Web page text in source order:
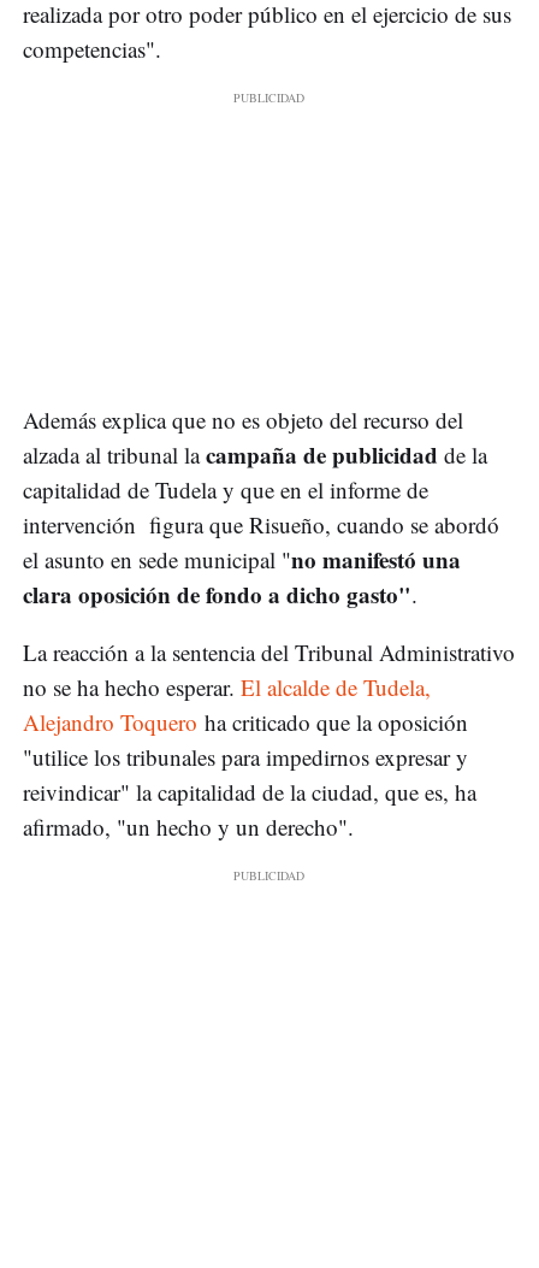
realizada por otro poder público en el ejercicio de sus
competencias".
Además explica que no es objeto del recurso del
alzada al tribunal lacampaña de publicidad de la
capitalidad de Tudela y que en el informe de
intervención figura que Risueño, cuando se abordó
el asunto en sede municipal "no manifestó una
clara oposición de fondo a dicho gasto".
La reacción a la sentencia del Tribunal Administrativo
no se ha hecho esperar. El alcalde de Tudela,
Alejandro Toquero ha criticado que la oposición
"utilice los tribunales para impedirnos expresar y
reivindicar" la capitalidad de la ciudad, que es, ha
afirmado, "un hecho y un derecho".